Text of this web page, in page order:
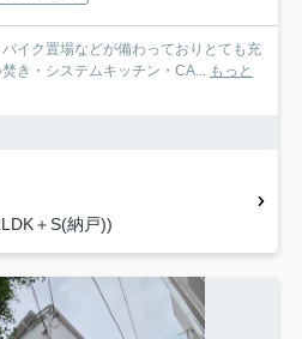
イク置場などが備わっておりとても充
き・システムキッチン・CA... もっと
＋S(納戸))